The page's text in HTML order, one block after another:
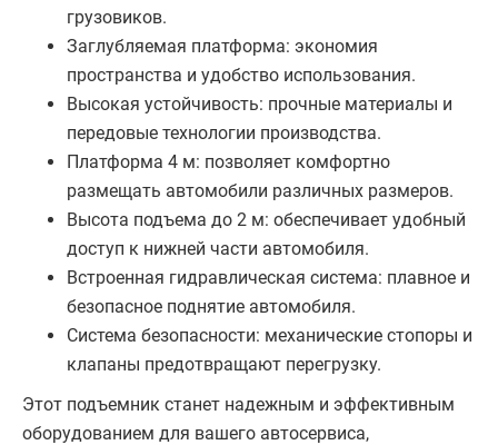
грузовиков.
Заглубляемая платформа: экономия
пространства и удобство использования.
Высокая устойчивость: прочные материалы и
передовые технологии производства.
Платформа 4 м: позволяет комфортно
размещать автомобили различных размеров.
Высота подъема до 2 м: обеспечивает удобный
доступ к нижней части автомобиля.
Встроенная гидравлическая система: плавное и
безопасное поднятие автомобиля.
Система безопасности: механические стопоры и
клапаны предотвращают перегрузку.
Этот подъемник станет надежным и эффективным
оборудованием для вашего автосервиса,